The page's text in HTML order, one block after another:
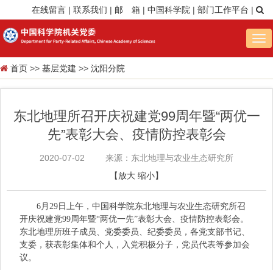
在线留言 | 联系我们 | 邮 箱 | 中国科学院 | 部门工作平台 |
首页 >> 基层党建 >> 沈阳分院
东北地理所召开庆祝建党99周年暨“两优一
先”表彰大会、疫情防控表彰会
2020-07-02
来源：东北地理与农业生态研究所
【放大 缩小】
6月29日上午，中国科学院东北地理与农业生态研究所召
开庆祝建党99周年暨“两优一先”表彰大会、疫情防控表彰会。
东北地理所班子成员、党委委员、纪委委员，各党支部书记、
支委，获表彰集体和个人，入党积极分子，党员代表等参加会
议。